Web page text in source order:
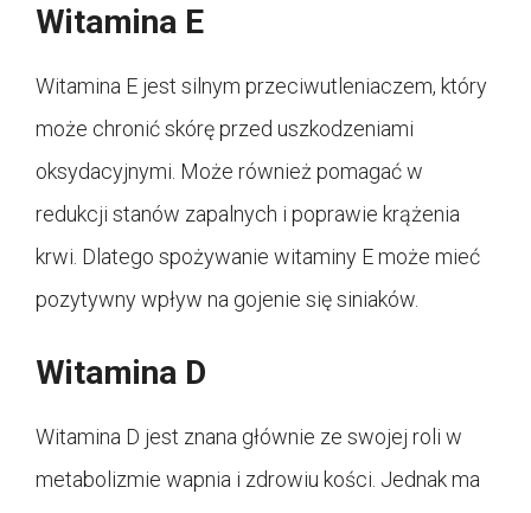
Witamina E
Witamina E jest silnym przeciwutleniaczem, który
może chronić skórę przed uszkodzeniami
oksydacyjnymi. Może również pomagać w
redukcji stanów zapalnych i poprawie krążenia
krwi. Dlatego spożywanie witaminy E może mieć
pozytywny wpływ na gojenie się siniaków.
Witamina D
Witamina D jest znana głównie ze swojej roli w
metabolizmie wapnia i zdrowiu kości. Jednak ma